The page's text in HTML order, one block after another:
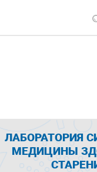
ЛАБОРАТОРИЯ
МЕДИЦИНЫ